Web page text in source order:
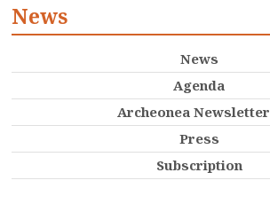
News
News
Agenda
Archeonea Newsletter
Press
Subscription